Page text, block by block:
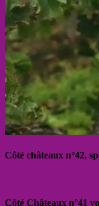
Côté châteaux n°42,
Côté Châteaux n°41